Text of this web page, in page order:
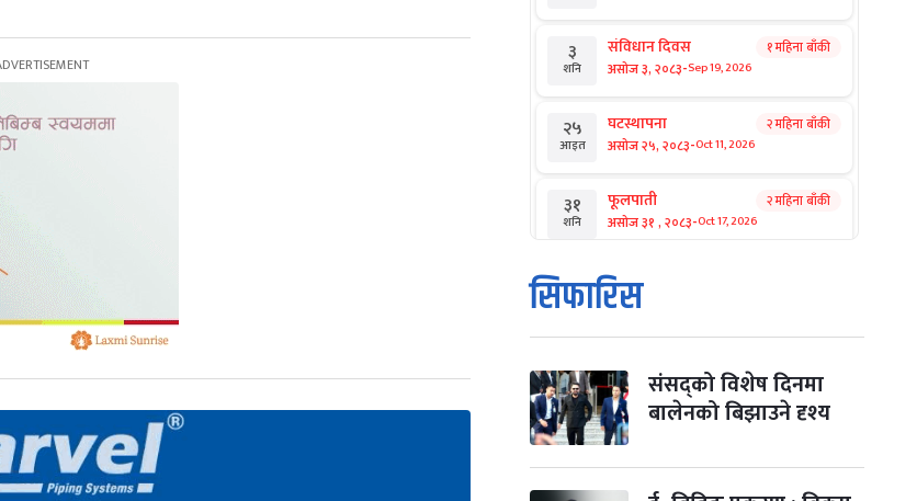
३
शनि
संविधान दिवस
असोज ३, २०८३-Sep 19, 2026
१ महिना बाँकी
२५
आइत
घटस्थापना
असोज २५, २०८३-Oct 11, 2026
२ महिना बाँकी
३१
शनि
फूलपाती
असोज ३१ , २०८३-Oct 17, 2026
२ महिना बाँकी
१
आइत
कार्तिक सङ्क्रान्ति
कार्तिक १, २०८३
मंगल कार्तिक ३, २०८३-Oct 20, 2026
४ विजयादशमी
कार्तिक ४, २०८३
सिफारिस
संसद्को विशेष दिनमा
बालेनको बिझाउने दृश्य